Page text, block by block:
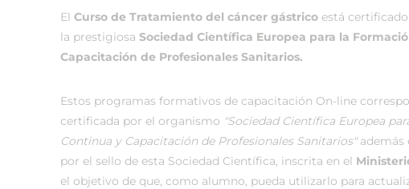
El Curso de Tratamiento del cáncer gástrico está certificado
la prestigiosa Sociedad Científica Europea para la
Capacitación de Profesionales Sanitarios.
Estos programas formativos de capacitación On-line
certificada por el organismo "Sociedad Científica Europea
Continua y Capacitación de Profesionales Sanitarios"además
por el sello de esta Sociedad Científica, inscrita en el
el objetivo de que, como alumno, pueda utilizarlo para